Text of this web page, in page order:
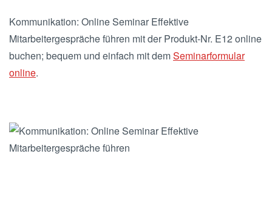
Kommunikation: Online Seminar Effektive
Mitarbeitergespräche führen mit der Produkt-Nr. E12 online
buchen; bequem und einfach mit demSeminarformular
online.